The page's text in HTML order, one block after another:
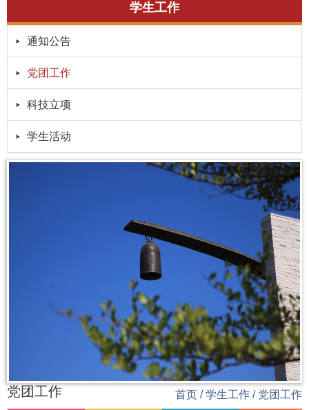
学生工作
通知公告
党团工作
科技立项
学生活动
党团工作 首页 /学生工作 / 党团工作